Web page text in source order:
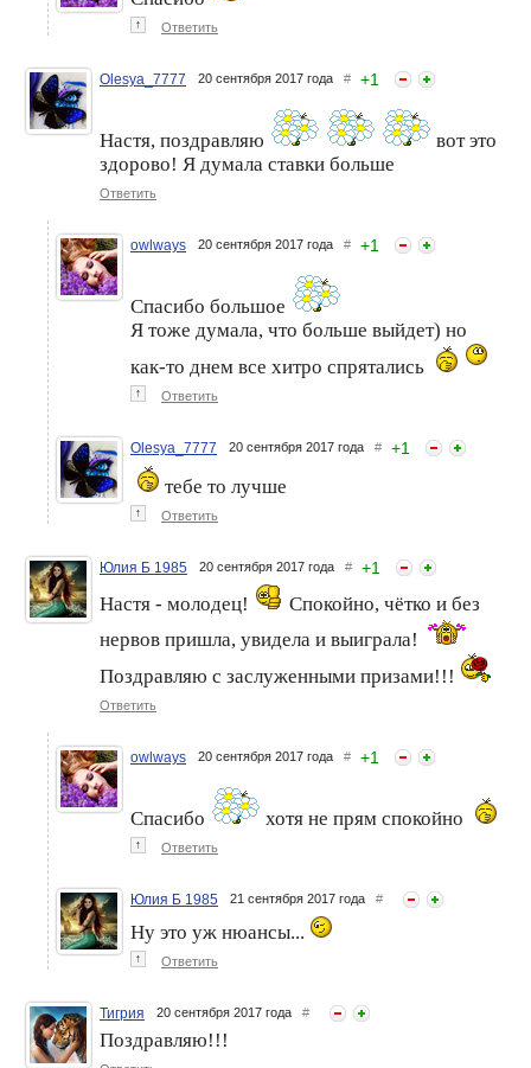
↑ Ответить
Olesya_7777 20 сентября 2017 года # +1
Настя, поздравляю
вот это
здорово! Я думала ставки больше
Ответить
owlways 20 сентября 2017 года # +1
Спасибо большое
Я тоже думала, что больше выйдет) но
как-то днем все хитро спрятались
↑ Ответить
Olesya_7777 20 сентября 2017 года # +1
тебе то лучше
↑ Ответить
Юлия Б 1985 20 сентября 2017 года # +1
Настя - молодец!
Спокойно, чётко и без
нервов пришла, увидела и выиграла!
Поздравляю с заслуженными призами!!!
Ответить
owlways 20 сентября 2017 года # +1
Спасибо хотя не прям спокойно
↑ Ответить
Юлия Б 1985 21 сентября 2017 года #
Ну это уж нюансы...
↑ Ответить
Тигрия 20 сентября 2017 года #
Поздравляю!!!